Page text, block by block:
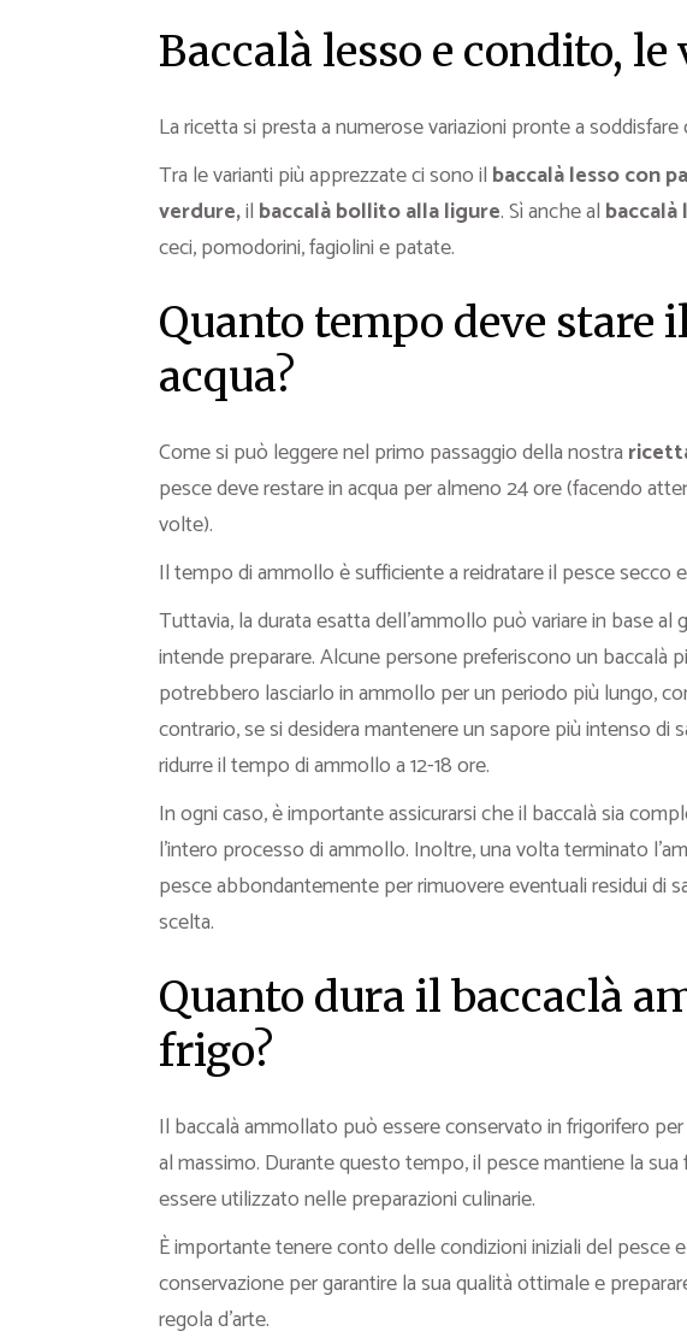
Baccalà lesso e condito,
La ricetta si presta a numerose variazioni pronte a
Tra le varianti più apprezzate ci sono il baccalà lesso con
verdure,il baccalà bollito alla ligure. Sì anche al baccalà
ceci, pomodorini, fagiolini e patate.
Quanto tempo deve stare
acqua?
Come si può leggere nel primo passaggio della nostra
pesce deve restare in acqua per almeno 24 ore (facendo
volte).
Il tempo di ammollo è sufficiente a reidratare il pesce secco
Tuttavia, la durata esatta dell’ammollo può variare in base
intende preparare. Alcune persone preferiscono un baccalà
potrebbero lasciarlo in ammollo per un periodo più lungo,
contrario, se si desidera mantenere un sapore più intenso di
ridurre il tempo di ammollo a 12-18 ore.
In ogni caso, è importante assicurarsi che il baccalà sia
l’intero processo di ammollo. Inoltre, una volta terminato
pesce abbondantemente per rimuovere eventuali residui di
scelta.
Quanto dura il baccaclà
frigo?
Il baccalà ammollato può essere conservato in frigorifero
al massimo. Durante questo tempo, il pesce mantiene la
essere utilizzato nelle preparazioni culinarie.
È importante tenere conto delle condizioni iniziali del pesce
conservazione per garantire la sua qualità ottimale e
regola d’arte.